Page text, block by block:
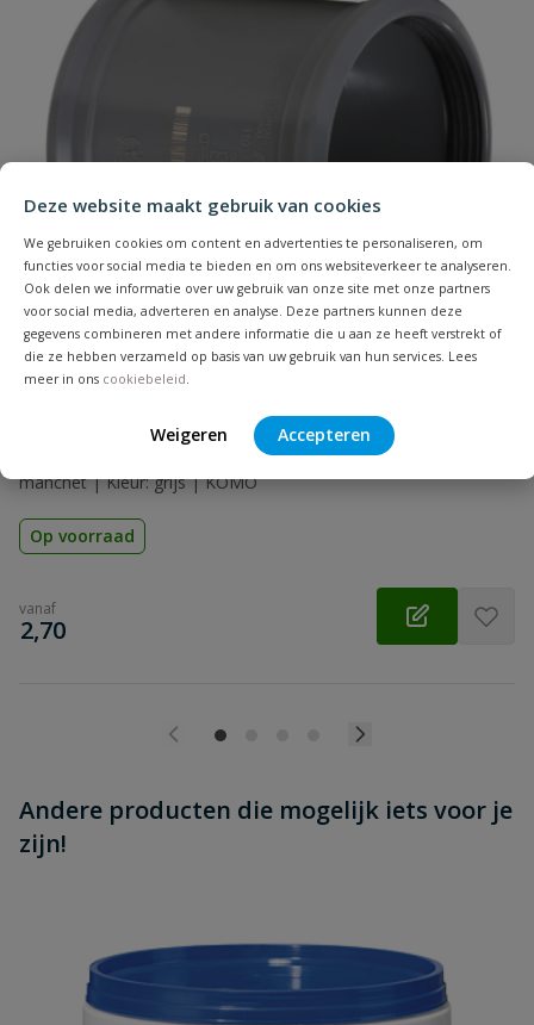
Deze website maakt gebruik van cookies
We gebruiken cookies om content en advertenties te personaliseren, om
functies voor social media te bieden en om ons websiteverkeer te analyseren.
Ook delen we informatie over uw gebruik van onze site met onze partners
voor social media, adverteren en analyse. Deze partners kunnen deze
gegevens combineren met andere informatie die u aan ze heeft verstrekt of
die ze hebben verzameld op basis van uw gebruik van hun services. Lees
meer in ons cookiebeleid.
Weigeren Accepteren
Samenvatting
Beoordeling
Beoordeling versturen
PVC overschuifmof
Zonder stootrand | Diameter: 32 t/m 500 mm | Aansluiting:
manchet | Kleur: grijs | KOMO
Op voorraad
vanaf
€
2,70
Andere producten die mogelijk iets voor je
zijn!